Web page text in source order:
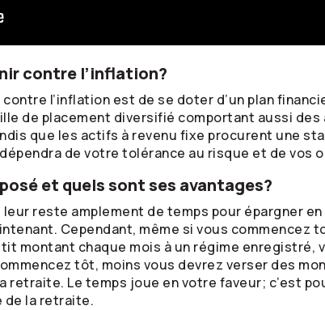
contre l’inflation?
l’inflation est de se doter d’un plan
de placement diversifié comportant aussi
que les actifs à revenu fixe procurent une
de votre tolérance au risque et de vos
et quels sont ses avantages?
reste amplement de temps pour épargner
Cependant, même si vous
montant chaque mois à un régime enregistré,
tôt, moins vous devrez verser des
retraite. Le temps joue en votre faveur; c’est
de la retraite.